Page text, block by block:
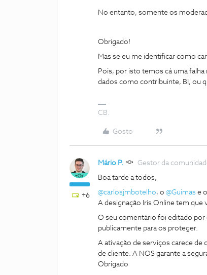
No entanto, somente os
Obrigado!
Mas se eu me identificar como
Pois, por isto temos cá uma
dados como contribuinte, BI, ou
CB.
Gosto
+6
Mário P. Gestor da
Boa tarde a todos,
@carlosjmbotelho, o @Guimas e o
A designação Iris Online tem
O seu comentário foi editado
publicamente para os proteger.
A ativação de serviços carece de
de cliente. A NOS garante a
Obrigado